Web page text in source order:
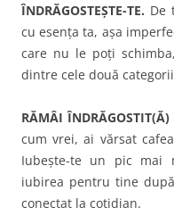
ÎNDRĂGOSTEȘTE-TE. De
cu esența ta, așa
care nu le poți
dintre cele două
RĂMÂI ÎNDRĂGOSTIT(Ă)
cum vrei, ai vărsat
Iubește-te un pic mai
iubirea pentru tine
conectat la cotidian.